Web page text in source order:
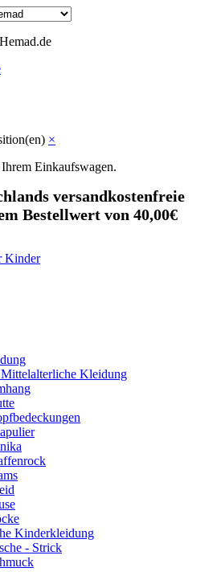
×
Einkaufswagen.
versandkostenfreie
Bestellwert von 40,00€
Kinder
Kleidung
Kinderkleidung
- Strick